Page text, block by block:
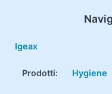
Igeax
Prodotti: Hygiene